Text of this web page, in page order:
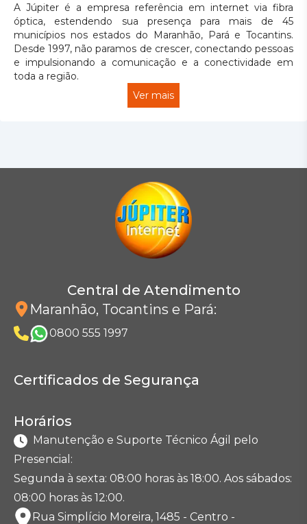
A Júpiter é a empresa referência em internet via fibra
óptica, estendendo sua presença para mais de 45
municípios nos estados do Maranhão, Pará e Tocantins.
Desde 1997, não paramos de crescer, conectando pessoas
e impulsionando a comunicação e a conectividade em
toda a região.
Ver mais
Central de Atendimento
Maranhão, Tocantins e Pará:
0800 555 1997
Certificados de Segurança
Horários
Manutenção e Suporte Técnico Ágil pelo
Presencial:
Segunda à sexta: 08:00 horas às 18:00. Aos sábados:
08:00 horas às 12:00.
Rua Simplício Moreira, 1485 - Centro -